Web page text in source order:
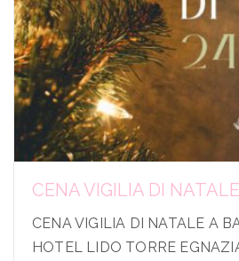
CENA VIGILIA DI
CENA VIGILIA DI NATALE A
HOTEL LIDO TORRE